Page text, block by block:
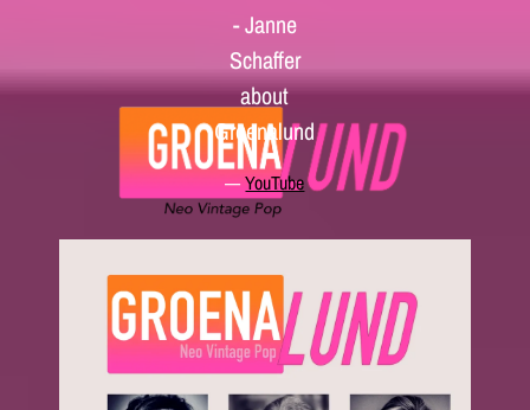
- Janne
Schaffer
about
Groenalund
—YouTube